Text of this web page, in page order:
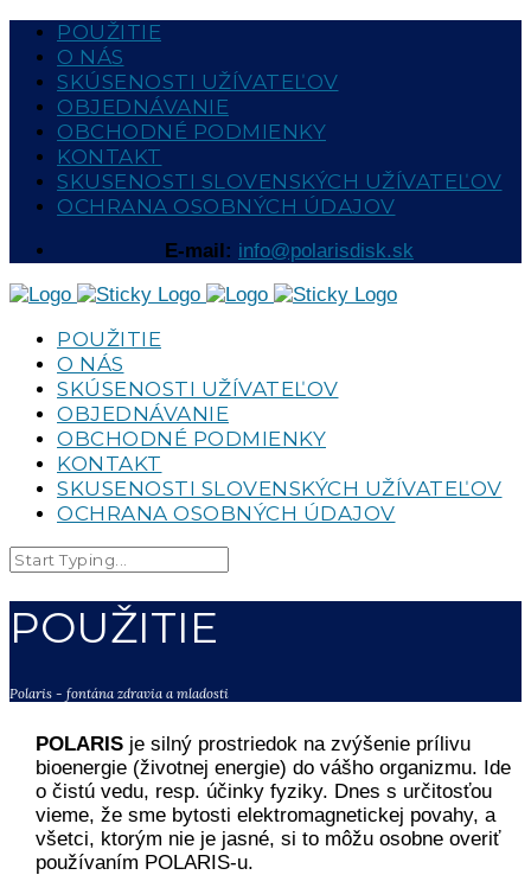
POUŽITIE
O NÁS
SKÚSENOSTI UŽÍVATEĽOV
OBJEDNÁVANIE
OBCHODNÉ PODMIENKY
KONTAKT
SKUSENOSTI SLOVENSKÝCH UŽÍVATEĽOV
OCHRANA OSOBNÝCH ÚDAJOV
E-mail: info@polarisdisk.sk
POUŽITIE
O NÁS
SKÚSENOSTI UŽÍVATEĽOV
OBJEDNÁVANIE
OBCHODNÉ PODMIENKY
KONTAKT
SKUSENOSTI SLOVENSKÝCH UŽÍVATEĽOV
OCHRANA OSOBNÝCH ÚDAJOV
POUŽITIE
Polaris - fontána zdravia a mladosti
POLARISje silný prostriedok na zvýšenie prílivu
bioenergie (životnej energie) do vášho organizmu. Ide
o čistú vedu, resp. účinky fyziky. Dnes s určitosťou
vieme, že sme bytosti elektromagnetickej povahy, a
všetci, ktorým nie je jasné, si to môžu osobne overiť
používaním POLARIS-u.